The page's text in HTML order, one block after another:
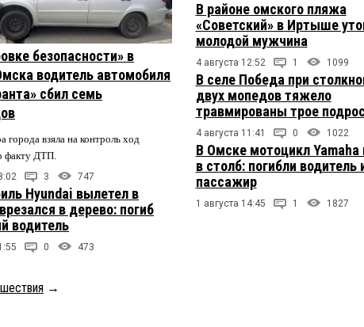
безопасности» в
водитель автомобиля
сбил семь
города взяла на контроль ход
факту ДТП.
3 747
Hyundai вылетел в
в дерево: погиб
водитель
0 473
В районе омского пляжа
«Советский» в Иртыше
молодой мужчина
4 августа 12:52 1 1099
В селе Победа при
двух мопедов тяжело
травмированы трое
4 августа 11:41 0 1022
В Омске мотоцикл Yamaha
в столб: погибли водитель
пассажир
1 августа 14:45 1 1827
→